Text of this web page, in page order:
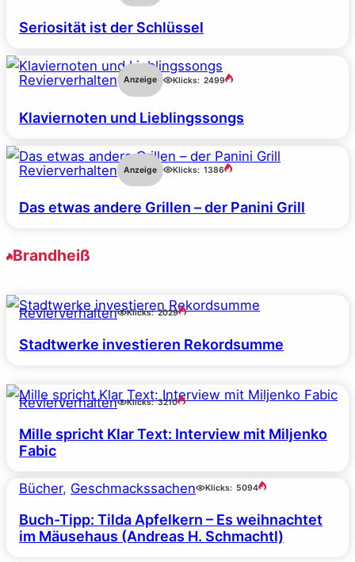
Seriosität ist der Schlüssel
Revierverhalten Anzeige Klicks: 2499
Klaviernoten und Lieblingssongs
Revierverhalten Anzeige Klicks: 1386
Das etwas andere Grillen – der Panini Grill
Brandheiß
Revierverhalten Klicks: 2029
Stadtwerke investieren Rekordsumme
Revierverhalten Klicks: 3210
Mille spricht Klar Text: Interview mit Miljenko
Fabic
Bücher, Geschmackssachen Klicks: 5094
Buch-Tipp: Tilda Apfelkern – Es weihnachtet
im Mäusehaus (Andreas H. Schmachtl)